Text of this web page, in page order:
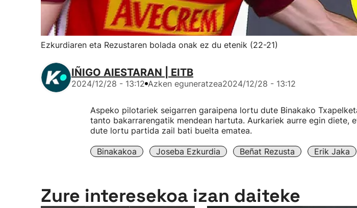
Ezkurdiaren eta Rezustaren bolada onak ez du etenik (22-21)
IÑIGO AIESTARAN | EITB
2024/12/28 - 13:12 Azken eguneratzea2024/12/28 - 13:12
Aspeko pilotariek seigarren garaipena lortu dute Binakako
tanto bakarrarengatik mendean hartuta. Aurkariek aurre egin diete,
dute lortu partida zail bati buelta ematea.
Binakakoa Joseba Ezkurdia Beñat Rezusta Erik Jaka
Zure interesekoa izan daiteke